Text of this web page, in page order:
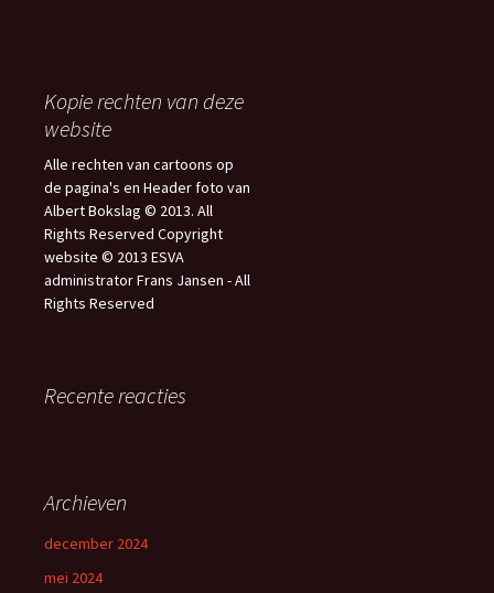
Kopie rechten van deze
website
Alle rechten van cartoons op
de pagina's en Header foto van
Albert Bokslag © 2013. All
Rights Reserved Copyright
website © 2013 ESVA
administrator Frans Jansen - All
Rights Reserved
Recente reacties
Archieven
december 2024
mei 2024